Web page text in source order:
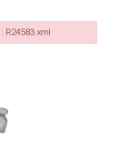
R24583.xml